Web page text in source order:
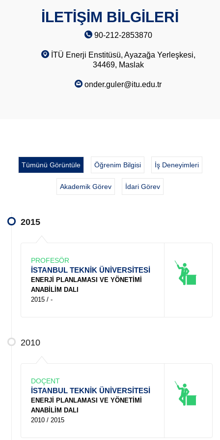
İLETİŞİM BİLGİLERİ
90-212-2853870
İTÜ Enerji Enstitüsü, Ayazağa Yerleşkesi,
34469, Maslak
onder.guler@itu.edu.tr
Tümünü Görüntüle Öğrenim Bilgisi İş Deneyimleri
Akademik Görev İdari Görev
2015
PROFESÖR
İSTANBUL TEKNİK ÜNİVERSİTESİ
ENERJİ PLANLAMASI VE YÖNETİMİ
ANABİLİM DALI
2015 / -
2010
DOÇENT
İSTANBUL TEKNİK ÜNİVERSİTESİ
ENERJİ PLANLAMASI VE YÖNETİMİ
ANABİLİM DALI
2010 / 2015